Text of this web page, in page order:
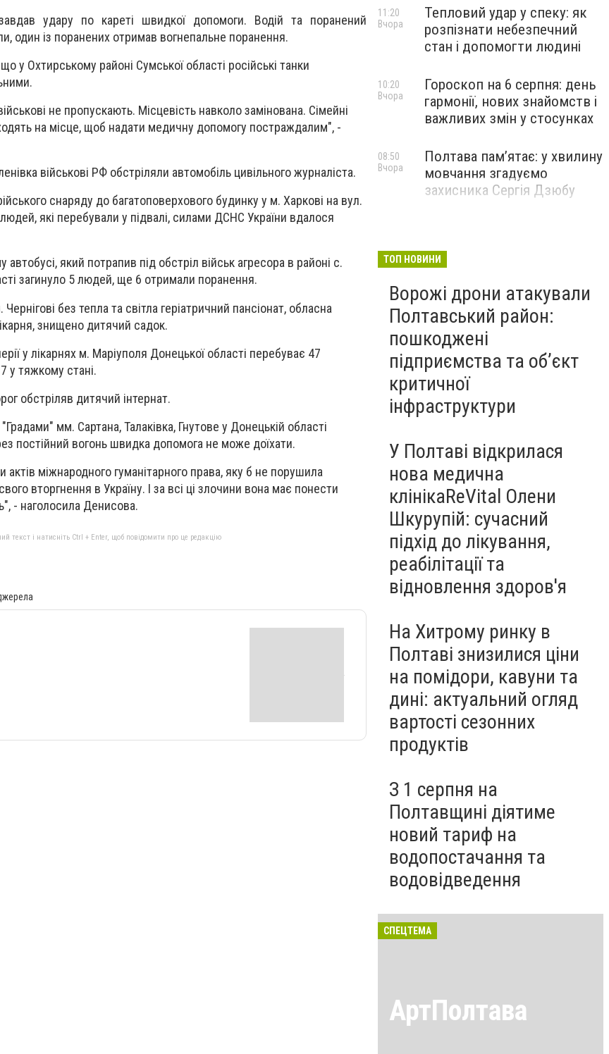
удару по кареті швидкої допомоги. Водій та поранений
один із поранених отримав вогнепальне поранення.
у Охтирському районі Сумської області російські танки
не пропускають. Місцевість навколо замінована. Сімейні
на місце, щоб надати медичну допомогу постраждалим", -
військові РФ обстріляли автомобіль цивільного журналіста.
снаряду до багатоповерхового будинку у м. Харкові на вул.
які перебували у підвалі, силами ДСНС України вдалося
який потрапив під обстріл військ агресора в районі с.
загинуло 5 людей, ще 6 отримали поранення.
без тепла та світла геріатричний пансіонат, обласна
знищено дитячий садок.
у лікарнях м. Маріуполя Донецької області перебуває 47
у тяжкому стані.
обстріляв дитячий інтернат.
мм. Сартана, Талаківка, Гнутове у Донецькій області
постійний вогонь швидка допомога не може доїхати.
міжнародного гуманітарного права, яку б не порушила
вторгнення в Україну. І за всі ці злочини вона має понести
- наголосила Денисова.
текст і натисніть Ctrl + Enter, щоб повідомити про це редакцію
Тепловий удар у спеку: як
розпізнати небезпечний
стан і допомогти людині
11:20
Вчора
Гороскоп на 6 серпня: день
гармонії, нових знайомств і
важливих змін у стосунках
10:20
Вчора
Полтава пам’ятає: у хвилину
мовчання згадуємо
захисника Сергія Дзюбу
08:50
Вчора
ТОП НОВИНИ
Ворожі дрони атакували
Полтавський район:
пошкоджені
підприємства та об’єкт
критичної
інфраструктури
У Полтаві відкрилася
нова медична
клінікаReVital Олени
Шкурупій: сучасний
підхід до лікування,
реабілітації та
відновлення здоров'я
На Хитрому ринку в
Полтаві знизилися ціни
на помідори, кавуни та
дині: актуальний огляд
вартості сезонних
продуктів
З 1 серпня на
Полтавщині діятиме
новий тариф на
водопостачання та
водовідведення
СПЕЦТЕМА
АртПолтава